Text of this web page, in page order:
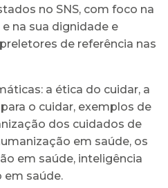
no SNS, com foco na
na sua dignidade e
de referência nas
a ética do cuidar, a
o cuidar, exemplos de
dos cuidados de
em saúde, os
em saúde, inteligência
em saúde.